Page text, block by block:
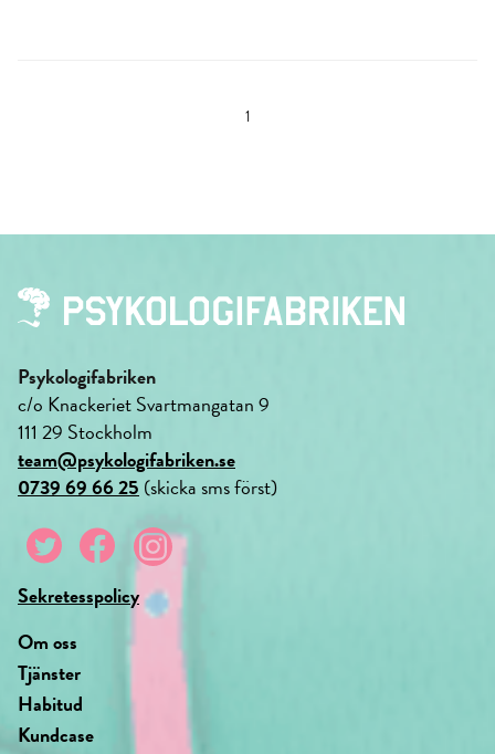
1
Psykologifabriken
c/o Knackeriet Svartmangatan 9
111 29 Stockholm
team@psykologifabriken.se
0739 69 66 25 (skicka sms först)
Sekretesspolicy
Om oss
Tjänster
Habitud
Kundcase